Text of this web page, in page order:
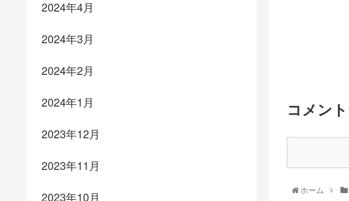
コメント
ホーム
2024年4月
2024年3月
2024年2月
2024年1月
2023年12月
2023年11月
2023年10月